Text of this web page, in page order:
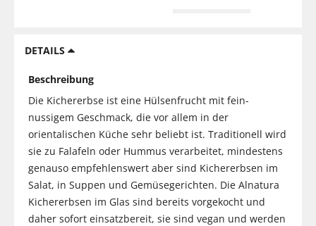
DETAILS
Beschreibung
Die Kichererbse ist eine Hülsenfrucht mit fein-
nussigem Geschmack, die vor allem in der
orientalischen Küche sehr beliebt ist. Traditionell wird
sie zu Falafeln oder Hummus verarbeitet, mindestens
genauso empfehlenswert aber sind Kichererbsen im
Salat, in Suppen und Gemüsegerichten. Die Alnatura
Kichererbsen im Glas sind bereits vorgekocht und
daher sofort einsatzbereit, sie sind vegan und werden